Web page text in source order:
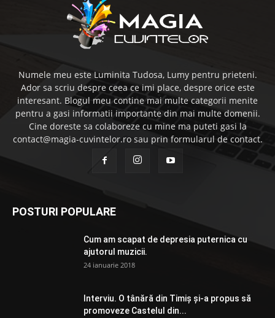
Numele meu este Luminita Tudosa, Lumy pentru prieteni.
Ador sa scriu despre ceea ce imi place, despre orice este
interesant. Blogul meu contine mai multe categorii menite
pentru a gasi informatii importante din mai multe domenii.
Cine doreste sa colaboreze cu mine ma puteti gasi la
contact@magia-cuvintelor.ro sau prin formularul de contact.
POSTURI POPULARE
Cum am scapat de depresia puternica cu
ajutorul muzicii.
24 ianuarie 2018
Interviu. O tânără din Timiș și-a propus să
promoveze Castelul din...